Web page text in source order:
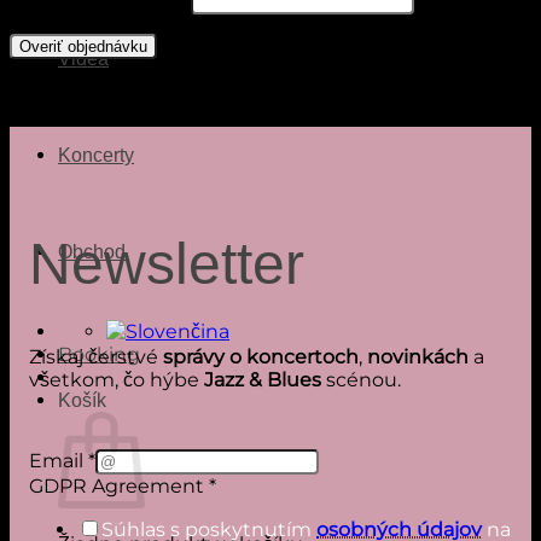
Videá
Koncerty
Obchod
Booking
Košík
Overiť objednávku
Newsletter
Získaj čerstvé správy o koncertoch, novinkách a
všetkom, čo hýbe Jazz & Blues scénou.
Agreement
GDPR
Email *
GDPR Agreement *
Súhlas s poskytnutím osobných údajovna